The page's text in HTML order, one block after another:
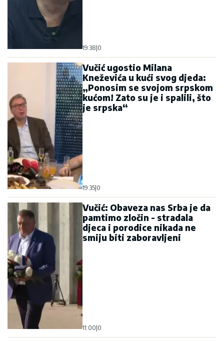
19:38 0
Vučić ugostio Milana
Kneževića u kući svog djeda:
„Ponosim se svojom srpskom
kućom! Zato su je i spalili, što
je srpska“
19:35 0
Vučić: Obaveza nas Srba je da
pamtimo zločin - stradala
djeca i porodice nikada ne
smiju biti zaboravljeni
11:00 0